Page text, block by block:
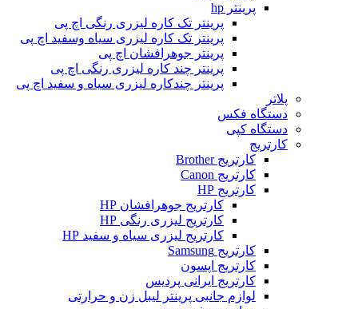
پرینتر hp
پرینتر تک کاره لیزری رنگی اچ پی
پرینتر تک کاره لیزری سیاه وسفید اچ پی
پرینتر جوهرافشان اچ پی
پرینتر چند کاره لیزری رنگی اچ پی
پرینتر چندکاره لیزری سیاه و سفید اچ پی
پلاتر
دستگاه فکس
دستگاه کپی
کارتریج
کارتریج Brother
کارتریج Canon
کارتریج HP
کارتریج جوهرافشان HP
کارتریج لیزری رنگی HP
کارتریج لیزری سیاه و سفید HP
کارتریج Samsung
کارتریج اپسون
کارتریج ایرانی پردیس
لوازم جانبی پرینتر لیبل زن و حرارتی